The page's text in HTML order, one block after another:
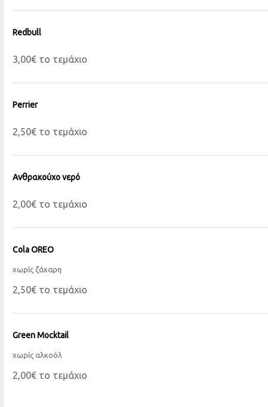
Redbull
3,00€ το τεμάχιο
Perrier
2,50€ το τεμάχιο
Ανθρακούχο νερό
2,00€ το τεμάχιο
Cola OREO
χωρίς ζάχαρη
2,50€ το τεμάχιο
Green Mocktail
χωρίς αλκοόλ
2,00€ το τεμάχιο